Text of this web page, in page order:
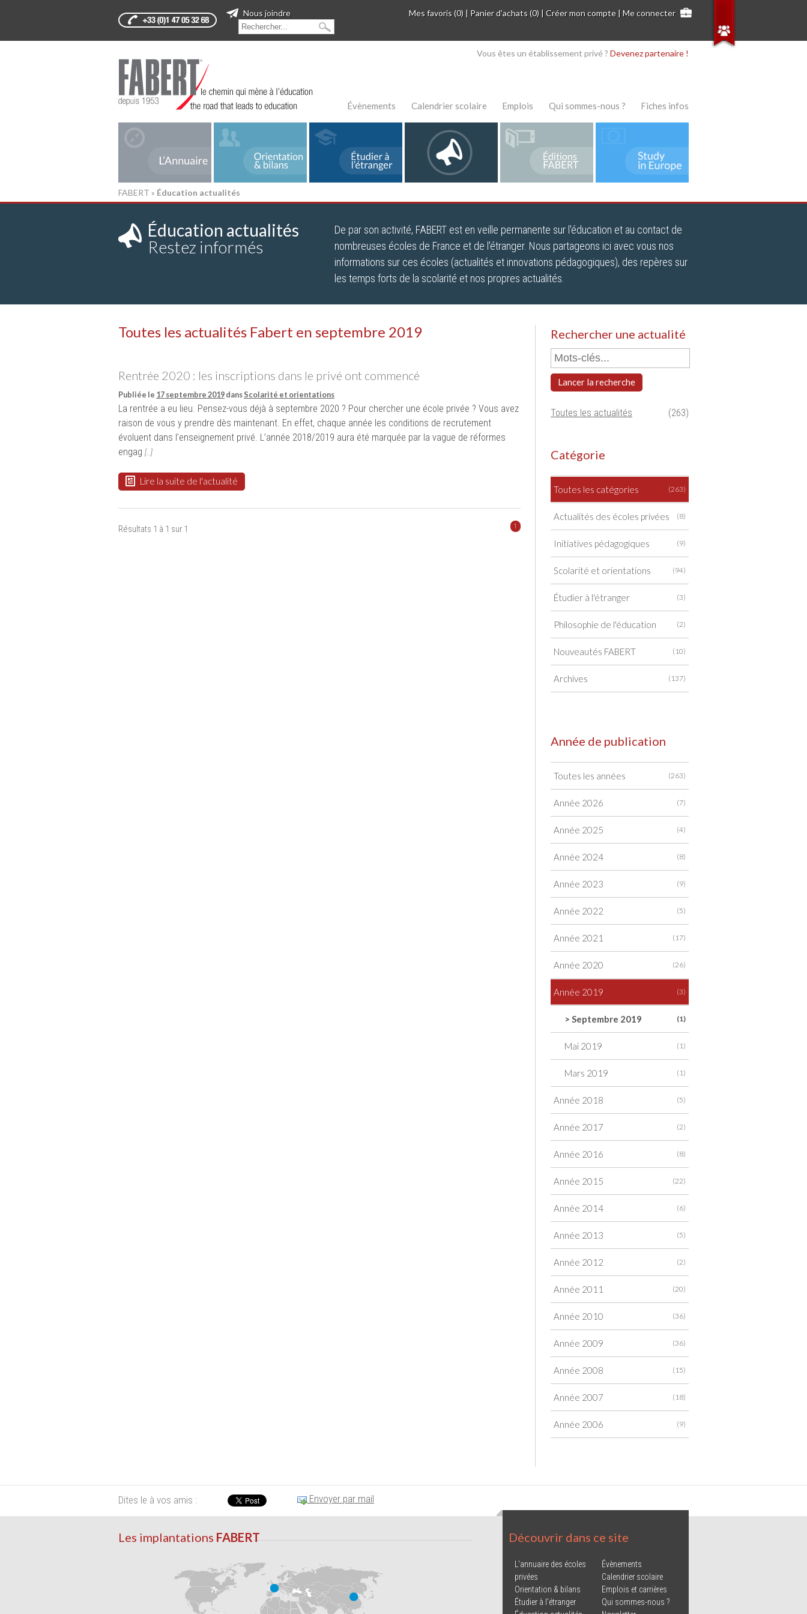
Mes favoris (0) | Panier d'achats (0) |Créer mon compte |Me connecter
Nous joindre
Vous êtes un établissement privé ? Devenez partenaire !
Évènements Calendrier scolaire Emplois Qui sommes-nous ? Fiches infos
FABERT » Éducation actualités
Éducation actualités
Restez informés
De par son activité, FABERT est en veille permanente sur l'éducation et au contact de
nombreuses écoles de France et de l'étranger. Nous partageons ici avec vous nos
informations sur ces écoles (actualités et innovations pédagogiques), des repères sur
les temps forts de la scolarité et nos propres actualités.
Toutes les actualités Fabert en septembre 2019
Rentrée 2020 : les inscriptions dans le privé ont commencé
Publiée le 17 septembre 2019dansScolarité et orientations
La rentrée a eu lieu. Pensez-vous déjà à septembre 2020 ? Pour chercher une école privée ? Vous avez
raison de vous y prendre dès maintenant. En effet, chaque année les conditions de recrutement
évoluent dans l’enseignement privé. L’année 2018/2019 aura été marquée par la vague de réformes
engag […]
Lire la suite de l'actualité
Résultats 1 à 1 sur 1 1
Rechercher une actualité
Lancer la recherche
(263)
Toutes les actualités
Catégorie
(263)
Toutes les catégories
(8)
Actualités des écoles privées
(9)
Initiatives pédagogiques
(94)
Scolarité et orientations
(3)
Étudier à l'étranger
(2)
Philosophie de l'éducation
(10)
Nouveautés FABERT
(137)
Archives
Année de publication
(263)
Toutes les années
(7)
Année 2026
(4)
Année 2025
(8)
Année 2024
(9)
Année 2023
(5)
Année 2022
(17)
Année 2021
(26)
Année 2020
(3)
Année 2019
> (1)
Septembre 2019
(1)
Mai 2019
(1)
Mars 2019
(5)
Année 2018
(2)
Année 2017
(8)
Année 2016
(22)
Année 2015
(6)
Année 2014
(5)
Année 2013
(2)
Année 2012
(20)
Année 2011
(36)
Année 2010
(36)
Année 2009
(15)
Année 2008
(18)
Année 2007
(9)
Année 2006
Dites le à vos amis : Envoyer par mail
Les implantations FABERT Découvrir dans ce site
L'annuaire des écoles
privées
Orientation & bilans
Étudier à l'étranger
Évènements
Calendrier scolaire
Emplois et carrières
Qui sommes-nous ?